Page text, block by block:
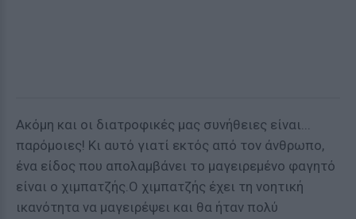
Ακόμη και οι διατροφικές μας συνήθειες είναι...
παρόμοιες! Κι αυτό γιατί εκτός από τον άνθρωπο,
ένα είδος που απολαμβάνει το μαγειρεμένο φαγητό
είναι ο χιμπατζής.Ο χιμπατζής έχει τη νοητική
ικανότητα να μαγειρέψει και θα ήταν πολύ